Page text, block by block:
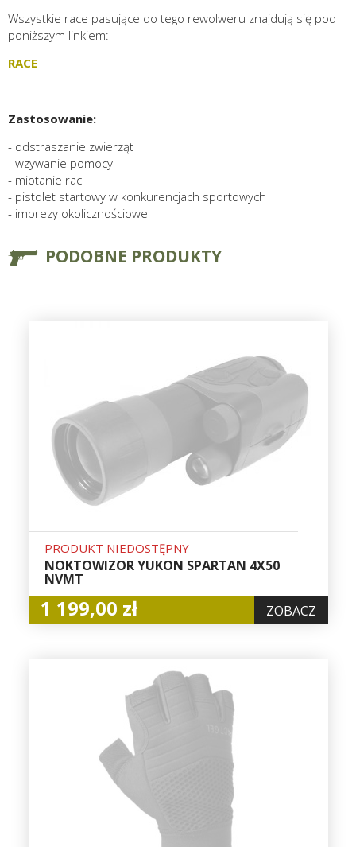
Wszystkie race pasujące do tego rewolweru znajdują się pod
poniższym linkiem:
RACE
Zastosowanie:
- odstraszanie zwierząt
- wzywanie pomocy
- miotanie rac
- pistolet startowy w konkurencjach sportowych
- imprezy okolicznościowe
PODOBNE PRODUKTY
PRODUKT NIEDOSTĘPNY
NOKTOWIZOR YUKON SPARTAN 4X50
NVMT
1 199,00 zł ZOBACZ